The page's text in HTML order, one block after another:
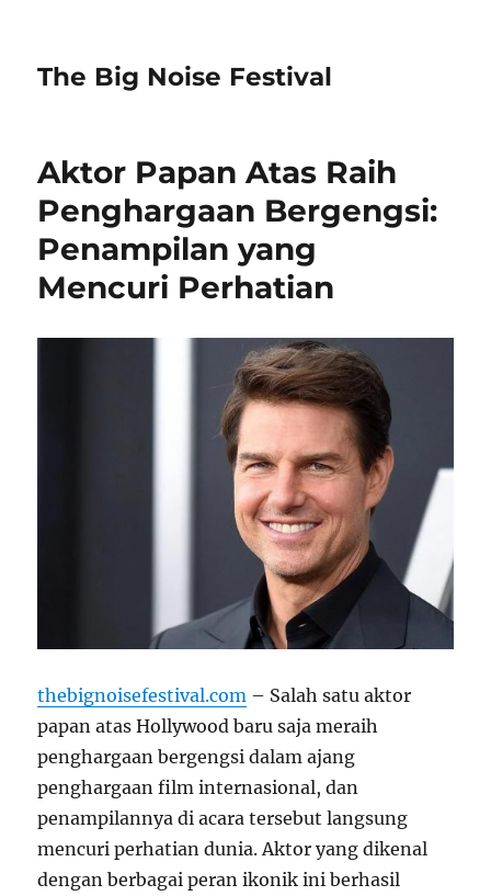
The Big Noise Festival
Aktor Papan Atas Raih
Penghargaan Bergengsi:
Penampilan yang
Mencuri Perhatian
thebignoisefestival.com – Salah satu aktor
papan atas Hollywood baru saja meraih
penghargaan bergengsi dalam ajang
penghargaan film internasional, dan
penampilannya di acara tersebut langsung
mencuri perhatian dunia. Aktor yang dikenal
dengan berbagai peran ikonik ini berhasil